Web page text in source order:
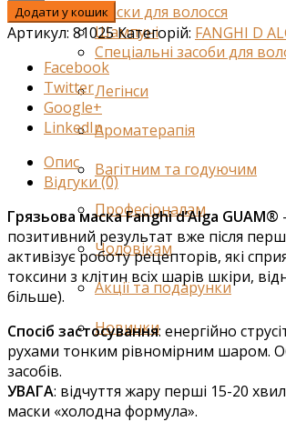
Маски для волосся
Шампуні
Спеціальні засоби для
Легінси
Ароматерапія
Вагітним та годуючим
Професіоналам
Чоловікам
Акції та подарунки
Новинки
Додати у кошик
Артикул: 81025 Категорій: FANGHI D
Facebook
Twitter
Google+
LinkedIn
Опис
Відгуки (0)
Грязьова маска Fanghi d’Alga GUAM®
позитивний результат вже після
активізує роботу рецепторів, які
токсини з клітин всіх шарів шкіри,
більше).
Спосіб застосування: енергійно
рухами тонким рівномірним шаром.
засобів.
УВАГА: відчуття жару перші 15-20
маски «холодна формула».